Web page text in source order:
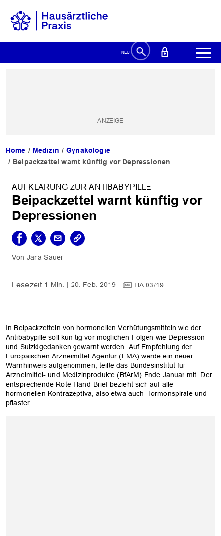
Home Medizin
Gynäkologie
Beipackzettel warnt künftig vor Depressionen
AUFKLÄRUNG ZUR ANTIBABYPILLE
Beipackzettel warnt künftig vor
Depressionen
Jana Sauer
1 Min. 20. Feb. 2019 HA 03/19
In Beipackzetteln von hormonellen Verhütungsmitteln wie der
Antibabypille soll künftig vor möglichen Folgen wie Depression
und Suizidgedanken gewarnt werden. Auf Empfehlung der
Europäischen Arzneimittel-Agentur (EMA) werde ein neuer
Warnhinweis aufgenommen, teilte das Bundesinstitut für
Arzneimittel- und Medizinprodukte (BfArM) Ende Januar mit. Der
entsprechende Rote-Hand-Brief bezieht sich auf alle
hormonellen Kontrazeptiva, also etwa auch Hormonspirale und -
pflaster.